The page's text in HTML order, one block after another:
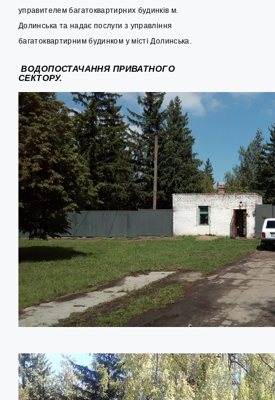
управителем багатоквартирних будинків м.
Долинська та надає послуги з управління
багатоквартирним будинком у місті Долинська.
ВОДОПОСТАЧАННЯ ПРИВАТНОГО
СЕКТОРУ.